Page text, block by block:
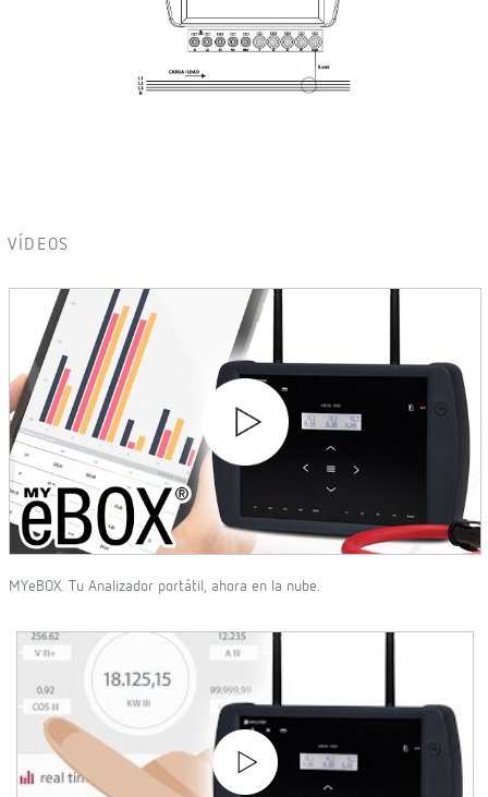
VÍDEOS
MYeBOX. Tu Analizador portátil, ahora en la nube.